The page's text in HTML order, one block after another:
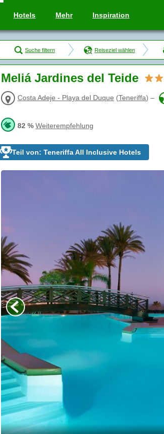
Hotels Mehr Inspiration
Suche filtern Reiseziel wählen
Meliá Jardines del Teide
Costa Adeje - Playa del Duque (Teneriffa) –
82 % Weiterempfehlung
Teil von: Teneriffa All Inclusive Hotels